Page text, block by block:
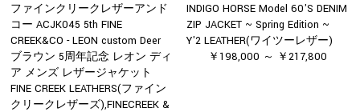
ファインクリークレザーアンド
コー ACJK045 5th FINE
CREEK&CO - LEON custom Deer
ブラウン 5周年記念 レオン ディ
ア メンズ レザージャケット
FINE CREEK LEATHERS(ファイン
クリークレザーズ),FINECREEK &
INDIGO HORSE Model 60'S DENIM
ZIP JACKET ~ Spring Edition ~
Y'2 LEATHER(ワイツーレザー)
￥198,000 ～ ￥217,800